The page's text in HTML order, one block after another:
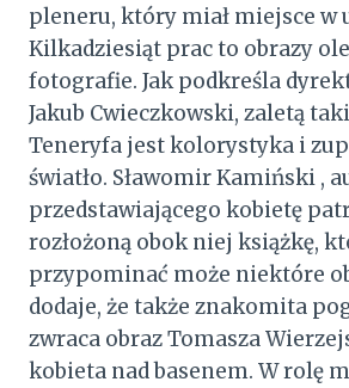
pleneru, który miał miejsce w
Kilkadziesiąt prac to obrazy
fotografie. Jak podkreśla
Jakub Cwieczkowski, zaletą
Teneryfa jest kolorystyka i
światło. Sławomir Kamiński ,
przedstawiającego kobietę
rozłożoną obok niej książkę,
przypominać może niektóre
dodaje, że także znakomita
zwraca obraz Tomasza
kobieta nad basenem. W rolę